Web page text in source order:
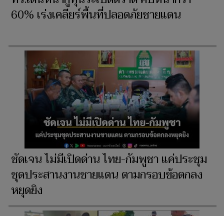
60% เร่งเคลียร์พื้นที่ปลอดภัยชายแดน
ชัดเจน ไม่มีเปิดด่าน ไทย-กัมพูชา แค่ประชุม
ชุดประสานงานชายแดน ตามกรอบข้อตกลง
หยุดยิง